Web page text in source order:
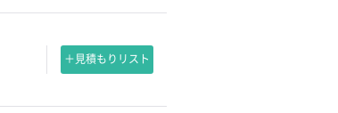
＋見積もりリスト